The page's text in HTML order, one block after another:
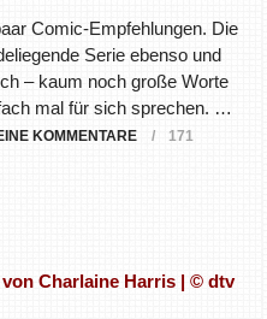
Comic-Empfehlungen. Die
Serie ebenso und
– kaum noch große Worte
mal für sich sprechen. …
KOMMENTARE
171